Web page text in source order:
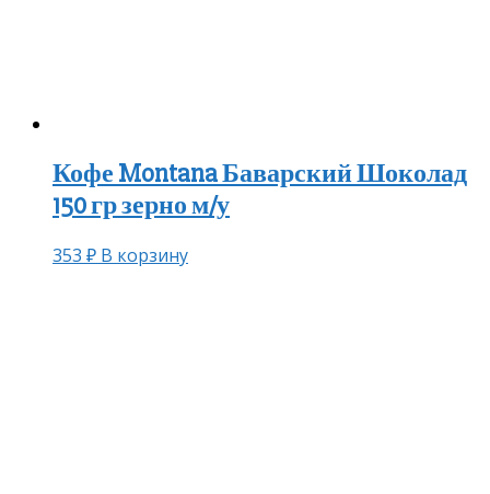
Кофе Montana Баварский Шоколад
150 гр зерно м/у
353 ₽ В корзину